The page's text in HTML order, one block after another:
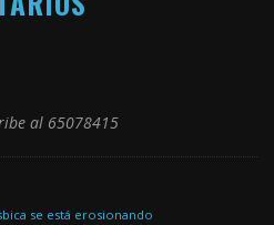
al 65078415
se está erosionando